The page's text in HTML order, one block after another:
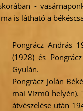
-
is látható a
Pongrácz András
(1928) és
Gyulán.
Pongrácz Jolán
mai Vízmű helyén).
átvészelése után